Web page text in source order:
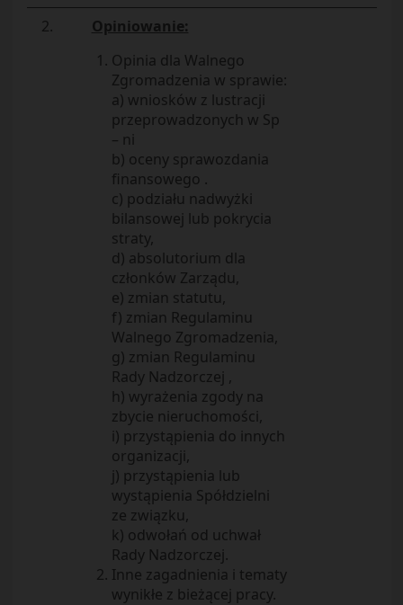
2.
Opiniowanie:
Opinia dla Walnego
Zgromadzenia w sprawie:
a) wniosków z lustracji
przeprowadzonych w Sp
– ni
b) oceny sprawozdania
finansowego .
c) podziału nadwyżki
bilansowej lub pokrycia
straty,
d) absolutorium dla
członków Zarządu,
e) zmian statutu,
f) zmian Regulaminu
Walnego Zgromadzenia,
g) zmian Regulaminu
Rady Nadzorczej ,
h) wyrażenia zgody na
zbycie nieruchomości,
i) przystąpienia do innych
organizacji,
j) przystąpienia lub
wystąpienia Spółdzielni
ze związku,
k) odwołań od uchwał
Rady Nadzorczej.
Inne zagadnienia i tematy
wynikłe z bieżącej pracy.